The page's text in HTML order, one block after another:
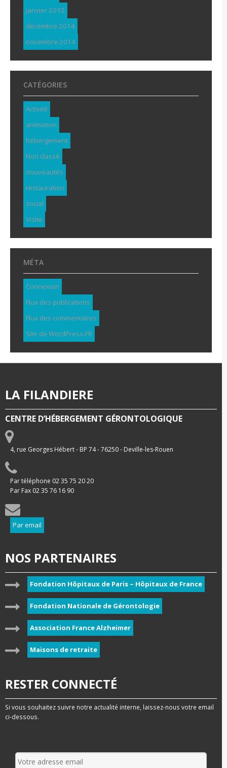
janvier 2015
décembre 2014
novembre 2014
CATÉGORIES
Activité
animation
hébergement
Non classé
nouveautés
restauration
social
Visite
MÉTA
Connexion
Flux des publications
Flux des commentaires
Site de WordPress-FR
LA FILANDIERE
CENTRE D’HÉBERGEMENT GÉRONTOLOGIQUE
4, rue Georges Hébert - BP 74 - 76250 - Deville-les-Rouen
Par téléphone 02 35 75 20 20
Par Fax 02 35 76 16 90
Par email
NOS PARTENAIRES
Fondation Hôpitaux de Paris – Hôpitaux de France
Fondation Nationale de Gérontologie
Association France Alzheimer
Maisons de retraite
RESTER CONNECTÉ
Si vous souhaitez suivre notre actualité interne, laissez-nous votre email
ci-dessous.